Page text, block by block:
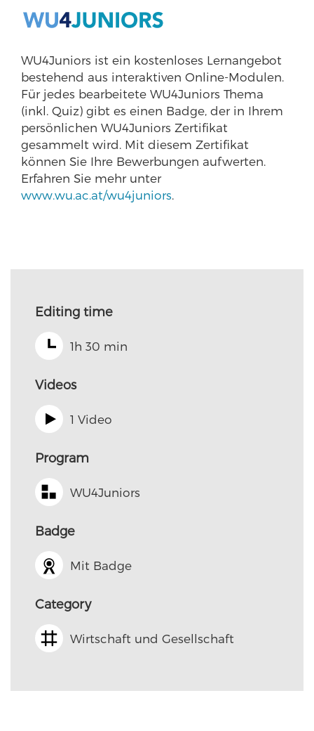
WU4Juniors ist ein kostenloses Lernangebot
bestehend aus interaktiven Online-Modulen.
Für jedes bearbeitete WU4Juniors Thema
(inkl. Quiz) gibt es einen Badge, der in Ihrem
persönlichen WU4Juniors Zertifikat
gesammelt wird. Mit diesem Zertifikat
können Sie Ihre Bewerbungen aufwerten.
Erfahren Sie mehr unter
www.wu.ac.at/wu4juniors.
Editing time
1h 30 min
Videos
1 Video
Program
WU4Juniors
Badge
Mit Badge
Category
Wirtschaft und Gesellschaft